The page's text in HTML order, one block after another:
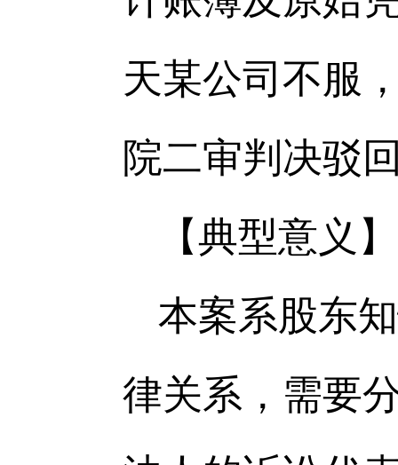
天某公司不服
院二审判决驳
【典型意义】
本案系股东
律关系，需要